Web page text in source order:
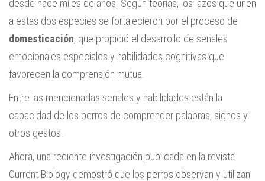
desde hace miles de años. Según teorías, los lazos que unen
a estas dos especies se fortalecieron por el proceso de
domesticación, que propició el desarrollo de señales
emocionales especiales y habilidades cognitivas que
favorecen la comprensión mutua.
Entre las mencionadas señales y habilidades están la
capacidad de los perros de comprender palabras, signos y
otros gestos.
Ahora, una reciente investigación publicada en la revista
Current Biology demostró que los perros observan y utilizan